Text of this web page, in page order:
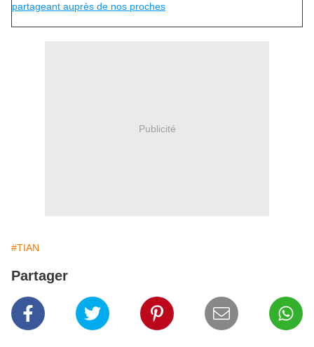
partageant auprès de nos proches
Publicité
#TIAN
Partager